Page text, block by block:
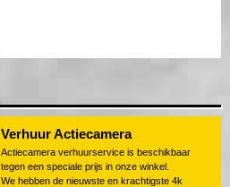
Verhuur Actiecamera
Actiecamera verhuurservice is beschikbaar
tegen een speciale prijs in onze winkel.
We hebben de nieuwste en krachtigste 4k